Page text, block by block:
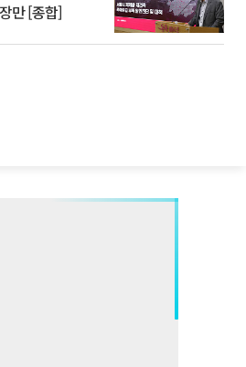
만 [종합]